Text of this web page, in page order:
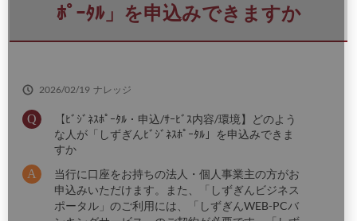
ﾎﾟｰﾀﾙ」を申込みできますか
2026/02/19 ナレッジ
【ﾋﾞｼﾞﾈｽﾎﾟｰﾀﾙ・申込/ｻｰﾋﾞｽ内容/環境】どのよう
な人が「しずぎんﾋﾞｼﾞﾈｽﾎﾟｰﾀﾙ」を申込みできま
すか
当行に口座をお持ちの法人・個人事業主の方がお
申込みいただけます。また、「しずぎんビジネス
ポータル」のご利用には、「しずぎんWEB-PCバ